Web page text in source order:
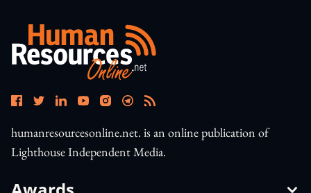
humanresourcesonline.net. is an online publication of
Lighthouse Independent Media.